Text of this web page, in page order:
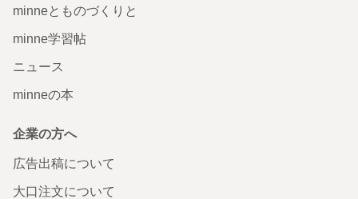
minneとものづくりと
minne学習帖
ニュース
minneの本
企業の方へ
広告出稿について
大口注文について